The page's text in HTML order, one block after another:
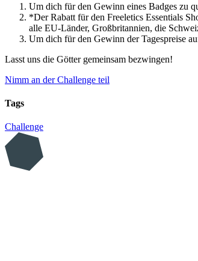
Um dich für den Gewinn eines Badges zu
*Der Rabatt für den Freeletics Essentials
alle EU-Länder, Großbritannien, die
Um dich für den Gewinn der Tagespreise
Lasst uns die Götter gemeinsam bezwingen!
Nimm an der Challenge teil
Tags
Challenge